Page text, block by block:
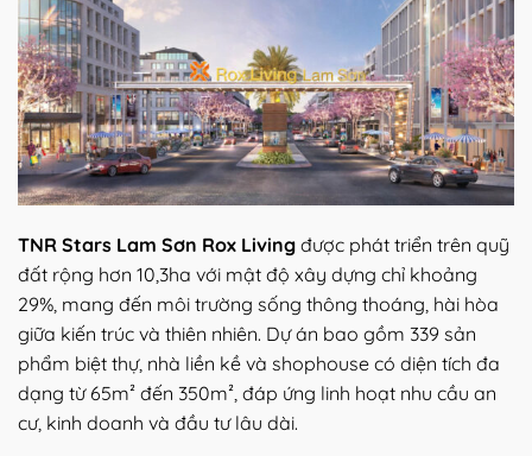
TNR Stars Lam Sơn Rox Living được phát triển trên quỹ
đất rộng hơn 10,3ha với mật độ xây dựng chỉ khoảng
29%, mang đến môi trường sống thông thoáng, hài hòa
giữa kiến trúc và thiên nhiên. Dự án bao gồm 339 sản
phẩm biệt thự, nhà liền kề và shophouse có diện tích đa
dạng từ 65m² đến 350m², đáp ứng linh hoạt nhu cầu an
cư, kinh doanh và đầu tư lâu dài.